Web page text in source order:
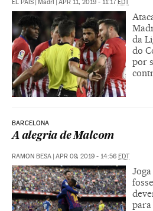
EL PAÍS | Madri | APR 11, 2019 - 11:17EDT
da
do
por
BARCELONA
A alegria de Malcom
RAMON BESA | APR 09, 2019 - 14:56 EDT
para